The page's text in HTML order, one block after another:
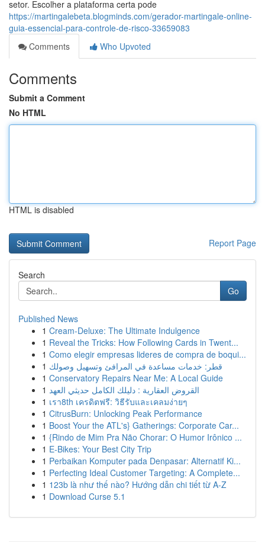
setor. Escolher a plataforma certa pode
https://martingalebeta.blogminds.com/gerador-martingale-online-
guia-essencial-para-controle-de-risco-33659083
Comments
Who Upvoted
Comments
Submit a Comment
No HTML
HTML is disabled
Report Page
Search
Go
Published News
1 Cream-Deluxe: The Ultimate Indulgence
1 Reveal the Tricks: How Following Cards in Twent...
1 Como elegir empresas lideres de compra de boqui...
1 قطر: خدمات مساعدة في المرافئ وتسهيل وصولك
1 Conservatory Repairs Near Me: A Local Guide
1 القروض العقارية : دليلك الكامل حديثي العهد
1 เรา8th เครดิตฟรี: วิธีรับและเคลมง่ายๆ
1 CitrusBurn: Unlocking Peak Performance
1 Boost Your the ATL's} Gatherings: Corporate Car...
1 {Rindo de Mim Pra Não Chorar: O Humor Irônico ...
1 E-Bikes: Your Best City Trip
1 Perbaikan Komputer pada Denpasar: Alternatif Ki...
1 Perfecting Ideal Customer Targeting: A Complete...
1 123b là như thế nào? Hướng dẫn chi tiết từ A-Z
1 Download Curse 5.1